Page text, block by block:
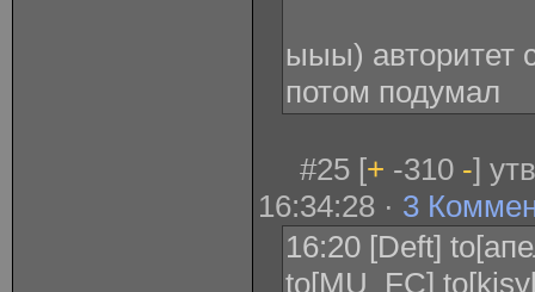
ыыы) авторитет
потом подумал
#25 [+ -310 -]
16:34:28 · 3
16:20 [Deft]
to[MU_FC]